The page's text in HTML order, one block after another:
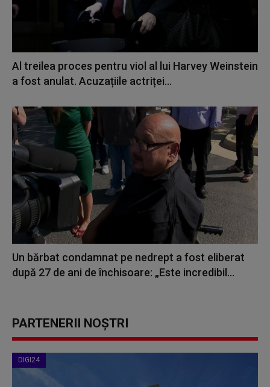
Al treilea proces pentru viol al lui Harvey Weinstein
a fost anulat. Acuzațiile actriței...
Un bărbat condamnat pe nedrept a fost eliberat
după 27 de ani de închisoare: „Este incredibil...
PARTENERII NOȘTRI
DIGI24